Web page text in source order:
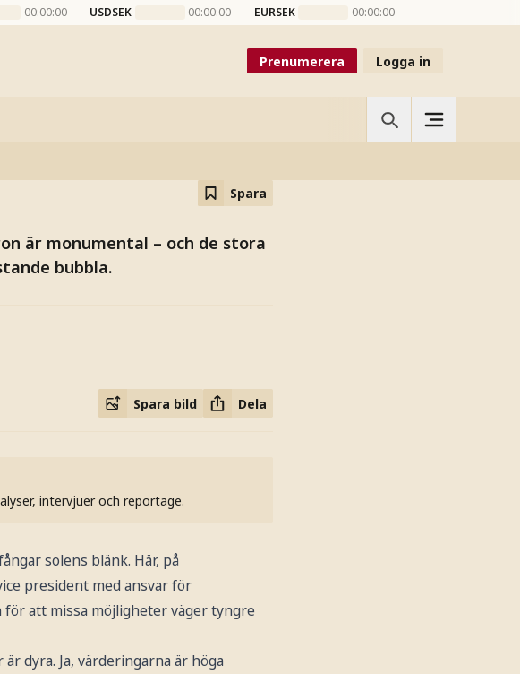
00:00:00 USDSEK 00:00:00 EURSEK 00:00:00
Prenumerera Logga in
Spara
är monumental – och de stora
bubbla.
Spara bild Dela
intervjuer och reportage.
solens blänk. Här, på
president med ansvar för
att missa möjligheter väger tyngre
dyra. Ja, värderingarna är höga